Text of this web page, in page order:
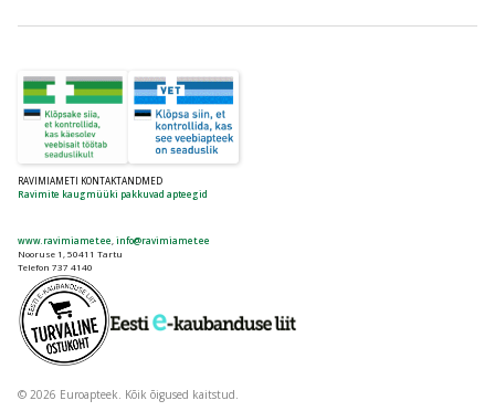
RAVIMIAMETI KONTAKTANDMED
Ravimite kaugmüüki pakkuvad apteegid
www.ravimiamet.ee info@ravimiamet.ee
Nooruse 1, 50411 Tartu
Telefon 737 4140
© 2026 Euroapteek. Kõik õigused kaitstud.